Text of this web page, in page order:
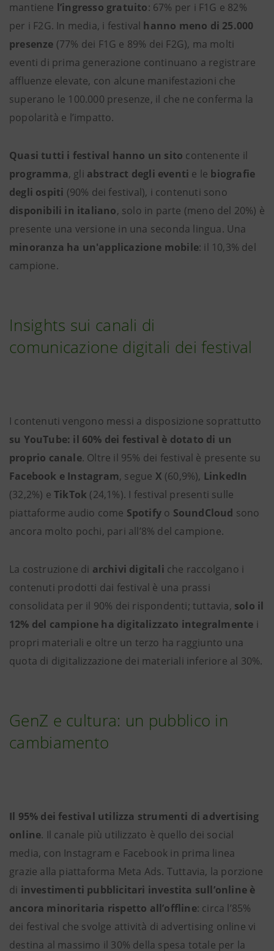
mantiene l’ingresso gratuito: 67% per i F1G e 82%
per i F2G. In media, i festival hanno meno di 25.000
presenze (77% dei F1G e 89% dei F2G), ma molti
eventi di prima generazione continuano a registrare
affluenze elevate, con alcune manifestazioni che
superano le 100.000 presenze, il che ne conferma la
popolarità e l’impatto.
Quasi tutti i festival hanno un sito contenente il
programma, gli abstract degli eventi e le biografie
degli ospiti (90% dei festival), i contenuti sono
disponibili in italiano, solo in parte (meno del 20%) è
presente una versione in una seconda lingua. Una
minoranza ha un'applicazione mobile: il 10,3% del
campione.
Insights sui canali di
comunicazione digitali dei festival
I contenuti vengono messi a disposizione soprattutto
su YouTube: il 60% dei festival è dotato di un
proprio canale. Oltre il 95% dei festival è presente su
Facebook e Instagram, segue X (60,9%), LinkedIn
(32,2%) e TikTok (24,1%). I festival presenti sulle
piattaforme audio come Spotify o SoundCloud sono
ancora molto pochi, pari all’8% del campione.
La costruzione di archivi digitali che raccolgano i
contenuti prodotti dai festival è una prassi
consolidata per il 90% dei rispondenti; tuttavia, solo il
12% del campione ha digitalizzato integralmente i
propri materiali e oltre un terzo ha raggiunto una
quota di digitalizzazione dei materiali inferiore al 30%.
GenZ e cultura: un pubblico in
cambiamento
Il 95% dei festival utilizza strumenti di advertising
online. Il canale più utilizzato è quello dei social
media, con Instagram e Facebook in prima linea
grazie alla piattaforma Meta Ads. Tuttavia, la porzione
di investimenti pubblicitari investita sull’online è
ancora minoritaria rispetto all’offline: circa l’85%
dei festival che svolge attività di advertising online vi
destina al massimo il 30% della spesa totale per la